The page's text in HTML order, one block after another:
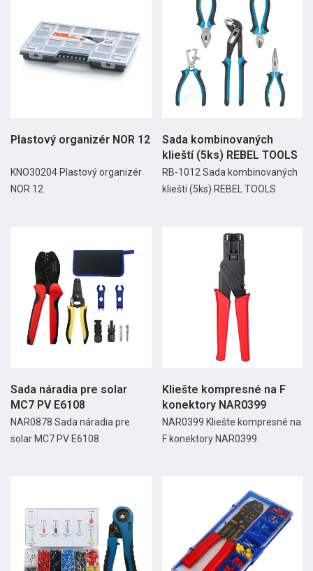
Plastový organizér NOR 12
KNO30204 Plastový organizér
NOR 12
Sada kombinovaných
klieští (5ks) REBEL TOOLS
RB-1012 Sada kombinovaných
klieští (5ks) REBEL TOOLS
Sada náradia pre solar
MC7 PV E6108
NAR0878 Sada náradia pre
solar MC7 PV E6108
Kliešte kompresné na F
konektory NAR0399
NAR0399 Kliešte kompresné na
F konektory NAR0399